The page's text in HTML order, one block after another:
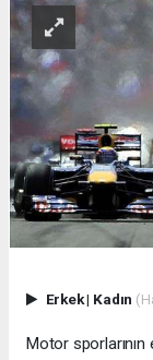
Erkek| Kadın
Motor sporlarının